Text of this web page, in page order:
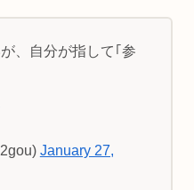
、自分が指して｢参
January 27,